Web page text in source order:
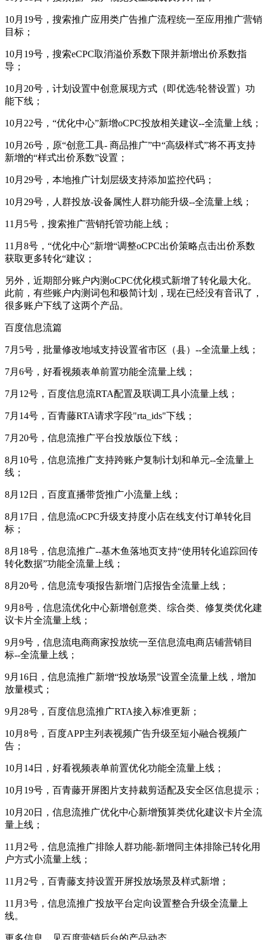
10月19号，搜索推广应用类广告推广流程统一至应用推广营销
目标；
10月19号，搜索eCPC取消溢价系数下限并新增出价系数指
导；
10月20号，计划设置中创意展现方式（即优选/轮替设置）功
能下线；
10月22号，“优化中心”新增oCPC投放相关建议--全流量上线；
10月26号，原“创意工具- 商品推广”中“高级样式”将不再支持
新增的“样式出价系数”设置；
10月29号，本地推广计划层级支持添加监控代码；
10月29号，人群投放-设备属性人群功能升级--全流量上线；
11月5号，搜索推广营销托管功能上线；
11月8号，“优化中心”新增“调整oCPC出价策略点击出价系数
获取更多转化“建议；
另外，近期部分账户内测oCPC优化模式新增了转化最大化。
此前，有些账户内测词包和极简计划，现在已经没有音讯了，
很多账户下线了这两个产品。
百度信息流篇
7月5号，批量修改地域支持设置省市区（县）--全流量上线；
7月6号，好看视频表单前置功能全流量上线；
7月12号，百度信息流RTA配置及联调工具小流量上线；
7月14号，百青藤RTA请求字段"rta_ids"下线；
7月20号，信息流推广平台投放版位下线；
8月10号，信息流推广支持跨账户复制计划和单元--全流量上
线；
8月12日，百度直播带货推广小流量上线；
8月17日，信息流oCPC升级支持度小店在线支付订单转化目
标；
8月18号，信息流推广--基木鱼落地页支持“使用转化追踪回传
转化数据”功能全流量上线；
8月20号，信息流专项报告新增门店报告全流量上线；
9月8号，信息流优化中心新增创意类、综合类、修复类优化建
议卡片全流量上线；
9月9号，信息流电商商家投放统一至信息流电商店铺营销目
标--全流量上线；
9月16日，信息流推广新增“投放场景”设置全流量上线，增加
放量模式；
9月28号，百度信息流推广RTA接入标准更新；
10月8号，百度APP主列表视频广告升级至短小融合视频广
告；
10月14日，好看视频表单前置优化功能全流量上线；
10月19号，百青藤开屏图片支持裁剪适配及安全区信息提示；
10月20日，信息流推广优化中心新增预算类优化建议卡片全流
量上线；
11月2号，信息流推广排除人群功能-新增同主体排除已转化用
户方式小流量上线；
11月2号，百青藤支持设置开屏投放场景及样式新增；
11月3号，信息流推广投放平台定向设置整合升级全流量上
线。
更多信息，见百度营销后台的产品动态。